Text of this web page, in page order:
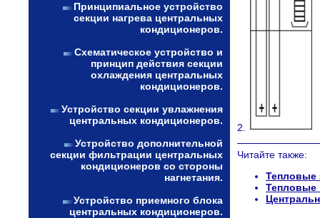
Принципиальное устройство
секции нагрева центральных
кондиционеров.
Схематическое устройство и
принцип действия секции
охлаждения центральных
кондиционеров.
Устройство секции увлажнения
центральных кондиционеров.
Устройство дополнительной
секции фильтрации центральных
кондиционеров со стороны
нагнетания.
Устройство приемного блока
центральных кондиционеров.
2.
Читайте также:
Тепловые
Тепловые